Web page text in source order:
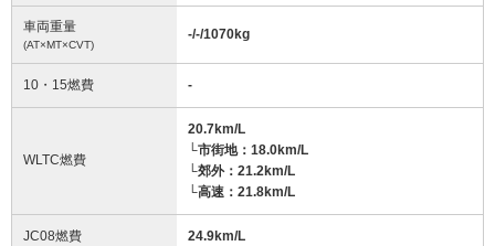
車両重量
(AT×MT×CVT)
-/-/1070kg
10・15燃費 -
WLTC燃費
20.7km/L
└市街地：18.0km/L
└郊外：21.2km/L
└高速：21.8km/L
JC08燃費 24.9km/L